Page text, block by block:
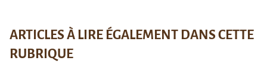
ARTICLES À LIRE ÉGALEMENT DANS CETTE
RUBRIQUE